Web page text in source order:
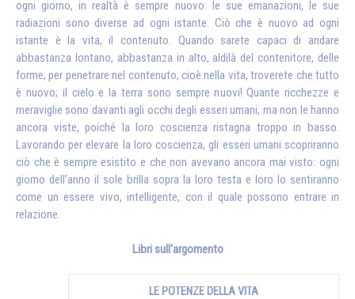
ogni giorno, in realtà è sempre nuovo: le sue emanazioni, le sue
radiazioni sono diverse ad ogni istante. Ciò che è nuovo ad ogni
istante è la vita, il contenuto. Quando sarete capaci di andare
abbastanza lontano, abbastanza in alto, aldilà del contenitore, delle
forme, per penetrare nel contenuto, cioè nella vita, troverete che tutto
è nuovo; il cielo e la terra sono sempre nuovi! Quante ricchezze e
meraviglie sono davanti agli occhi degli esseri umani, ma non le hanno
ancora viste, poiché la loro coscienza ristagna troppo in basso.
Lavorando per elevare la loro coscienza, gli esseri umani scopriranno
ciò che è sempre esistito e che non avevano ancora mai visto: ogni
giorno dell’anno il sole brilla sopra la loro testa e loro lo sentiranno
come un essere vivo, intelligente, con il quale possono entrare in
relazione.
Libri sull'argomento
LE POTENZE DELLA VITA